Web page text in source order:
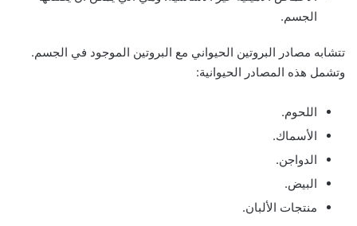
الجسم.
تتشابه مصادر البروتين الحيواني مع البروتين الموجود في الجسم.
وتشمل هذه المصادر الحيوانية:
اللحوم.
الأسماك.
الدواجن.
البيض.
منتجات الألبان.